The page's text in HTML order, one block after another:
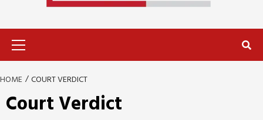
HOME COURT VERDICT
Court Verdict